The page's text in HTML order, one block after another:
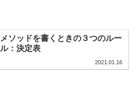
メソッドを書くときの３つのルー
ル：決定表
2021.01.16